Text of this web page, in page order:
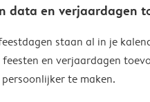
data en verjaardagen
staan al in je
en verjaardagen
te maken.